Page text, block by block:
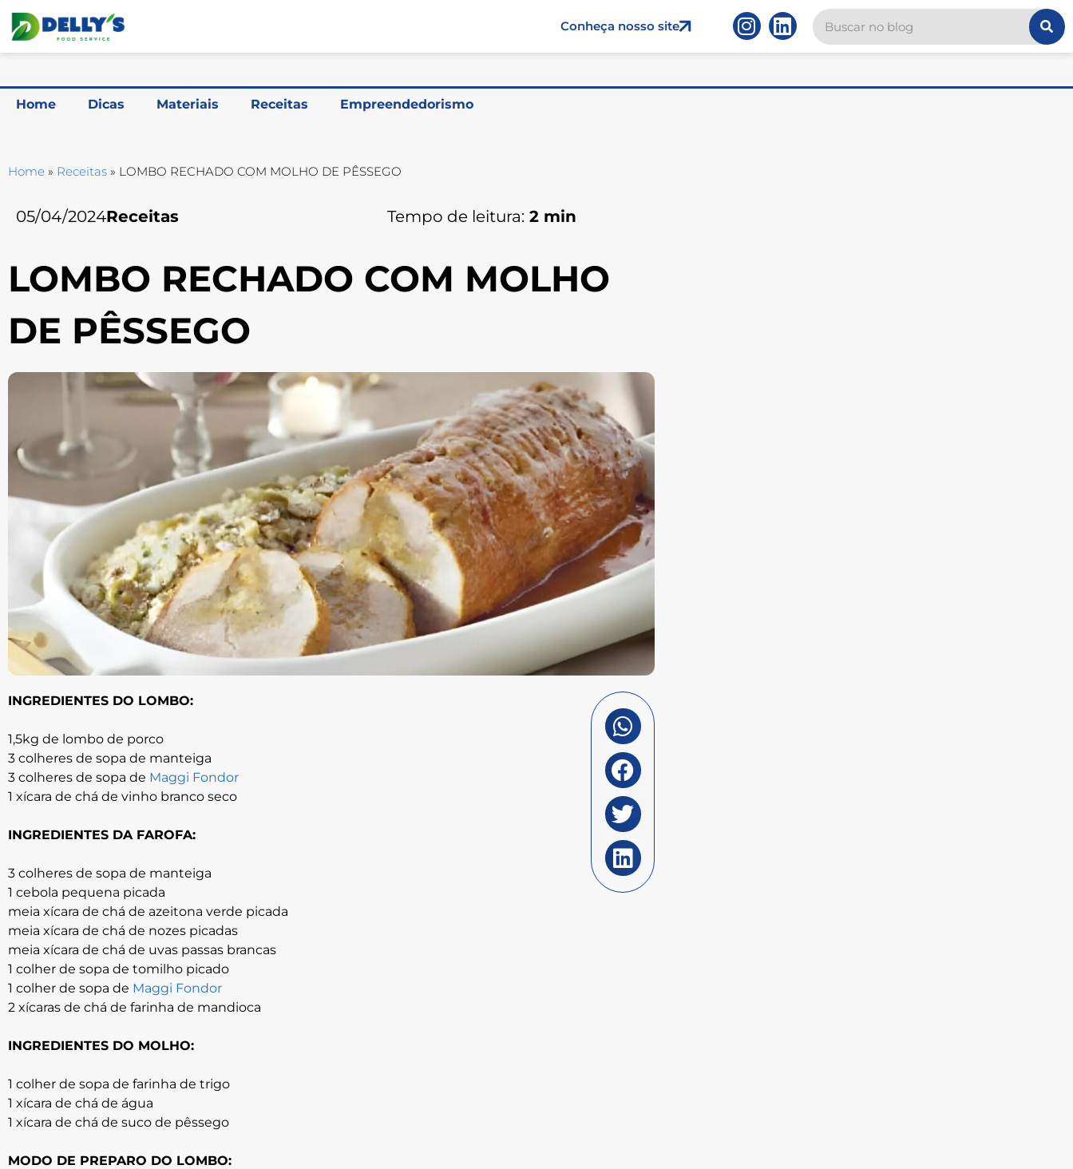
Conheça nosso site
Home Dicas Materiais Receitas Empreendedorismo
Home » Receitas » LOMBO RECHADO COM MOLHO DE PÊSSEGO
05/04/2024Receitas Tempo de leitura: 2 min
LOMBO RECHADO COM MOLHO
DE PÊSSEGO
INGREDIENTES DO LOMBO:
1,5kg de lombo de porco
3 colheres de sopa de manteiga
3 colheres de sopa de Maggi Fondor
1 xícara de chá de vinho branco seco
INGREDIENTES DA FAROFA:
3 colheres de sopa de manteiga
1 cebola pequena picada
meia xícara de chá de azeitona verde picada
meia xícara de chá de nozes picadas
meia xícara de chá de uvas passas brancas
1 colher de sopa de tomilho picado
1 colher de sopa de Maggi Fondor
2 xícaras de chá de farinha de mandioca
INGREDIENTES DO MOLHO:
1 colher de sopa de farinha de trigo
1 xícara de chá de água
1 xícara de chá de suco de pêssego
MODO DE PREPARO DO LOMBO: